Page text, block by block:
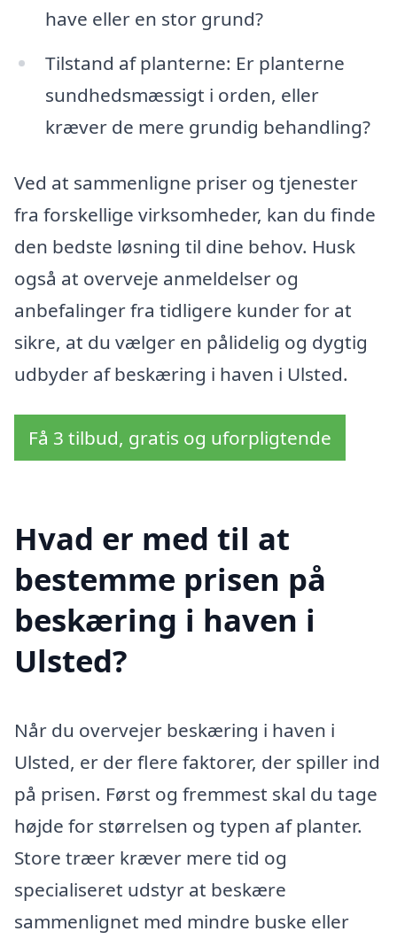
have eller en stor grund?
Tilstand af planterne: Er planterne
sundhedsmæssigt i orden, eller
kræver de mere grundig behandling?
Ved at sammenligne priser og tjenester
fra forskellige virksomheder, kan du finde
den bedste løsning til dine behov. Husk
også at overveje anmeldelser og
anbefalinger fra tidligere kunder for at
sikre, at du vælger en pålidelig og dygtig
udbyder af beskæring i haven i Ulsted.
Få 3 tilbud, gratis og uforpligtende
Hvad er med til at
bestemme prisen på
beskæring i haven i
Ulsted?
Når du overvejer beskæring i haven i
Ulsted, er der flere faktorer, der spiller ind
på prisen. Først og fremmest skal du tage
højde for størrelsen og typen af planter.
Store træer kræver mere tid og
specialiseret udstyr at beskære
sammenlignet med mindre buske eller